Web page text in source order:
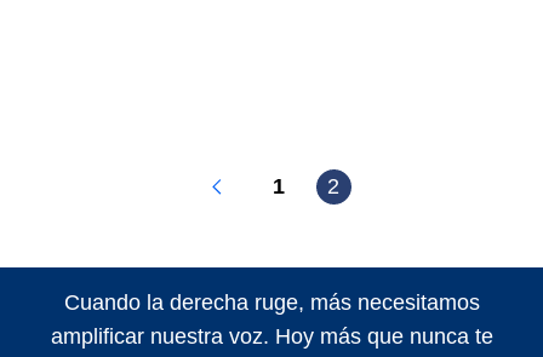
1 2
Cuando la derecha ruge, más necesitamos
amplificar nuestra voz. Hoy más que nunca te